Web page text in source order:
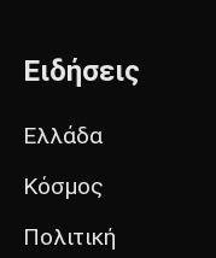
Ειδήσεις
Ελλάδα
Κόσμος
Πολιτική